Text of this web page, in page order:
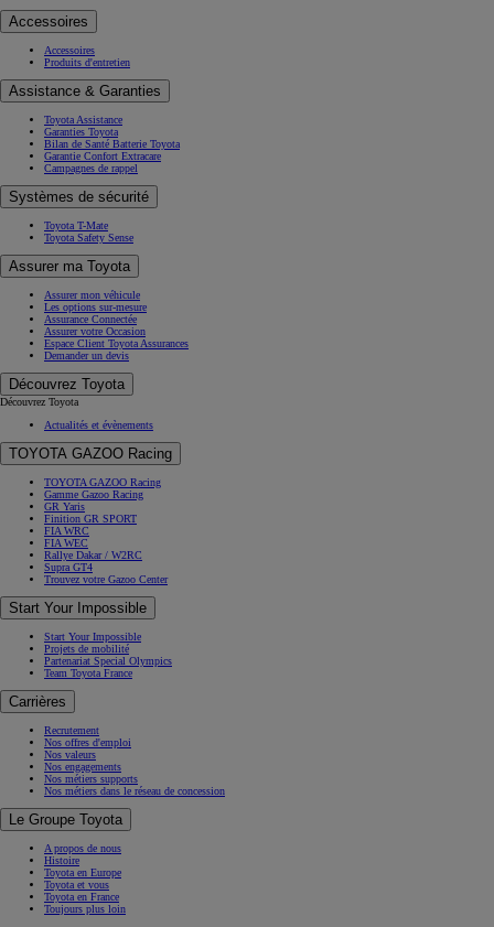
Accessoires
Accessoires
Produits d'entretien
Assistance & Garanties
Toyota Assistance
Garanties Toyota
Bilan de Santé Batterie Toyota
Garantie Confort Extracare
Campagnes de rappel
Systèmes de sécurité
Toyota T-Mate
Toyota Safety Sense
Assurer ma Toyota
Assurer mon véhicule
Les options sur-mesure
Assurance Connectée
Assurer votre Occasion
Espace Client Toyota Assurances
Demander un devis
Découvrez Toyota
Découvrez Toyota
Actualités et évènements
TOYOTA GAZOO Racing
TOYOTA GAZOO Racing
Gamme Gazoo Racing
GR Yaris
Finition GR SPORT
FIA WRC
FIA WEC
Rallye Dakar / W2RC
Supra GT4
Trouvez votre Gazoo Center
Start Your Impossible
Start Your Impossible
Projets de mobilité
Partenariat Special Olympics
Team Toyota France
Carrières
Recrutement
Nos offres d'emploi
Nos valeurs
Nos engagements
Nos métiers supports
Nos métiers dans le réseau de concession
Le Groupe Toyota
A propos de nous
Histoire
Toyota en Europe
Toyota et vous
Toyota en France
Toujours plus loin